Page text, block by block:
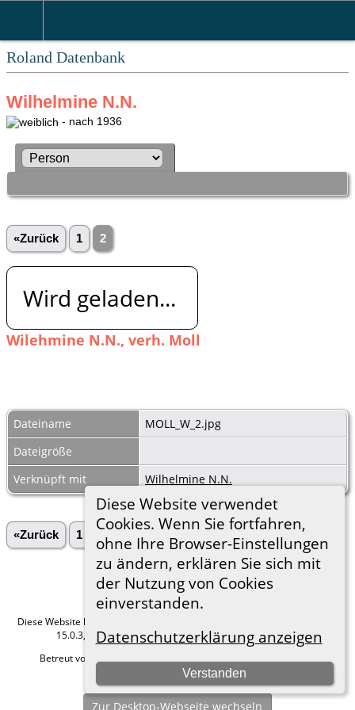
Roland Datenbank
Diese Website verwendet
Cookies. Wenn Sie fortfahren,
ohne Ihre Browser-Einstellungen
zu ändern, erklären Sie sich mit
der Nutzung von Cookies
einverstanden.
Datenschutzerklärung anzeigen
Verstanden
Wilhelmine N.N.
- nach 1936
«Zurück 1 2
Wird geladen...
Wilehmine N.N., verh. Moll
Dateiname
MOLL_W_2.jpg
Dateigröße
Verknüpft mit
Wilhelmine N.N.
«Zurück 1 2
Diese Website läuft mit
15.0.3, programmiert von Darrin Lythgoe © 2001-2026.
Betreut von
Hier geht es zum Impressum
Zur Desktop-Webseite wechseln